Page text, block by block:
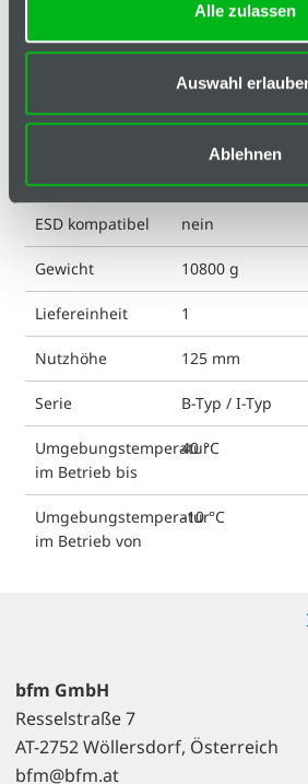
Alle zulassen
Auswahl
Ablehnen
Basis
Technische
Hinweis
ESD kompatibel nein
Gewicht 10800 g
Liefereinheit 1
Nutzhöhe 125 mm
Serie B-Typ / I-Typ
Umgebungstemperatur
im Betrieb bis
40 °C
Umgebungstemperatur
im Betrieb von
-10 °C
bfm GmbH
Resselstraße 7
AT-2752 Wöllersdorf, Österreich
bfm@bfm.at